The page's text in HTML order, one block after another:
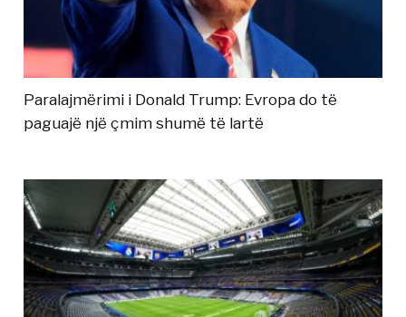
Paralajmërimi i Donald Trump: Evropa do të
paguajë një çmim shumë të lartë